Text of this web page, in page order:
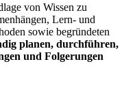
von Wissen zu
Lern- und
sowie begründeten
planen, durchführen,
und Folgerungen